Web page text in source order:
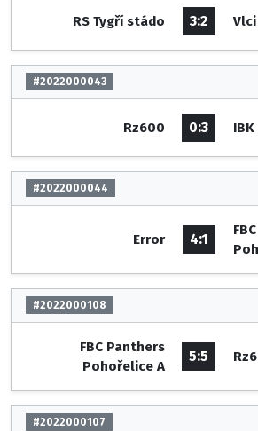
RS Tygří stádo 3:2 Vlci
#2022000043
Rz600 0:3
#2022000044
Error 4:1
#2022000108
FBC Panthers
Pohořelice A
5:5
#2022000107